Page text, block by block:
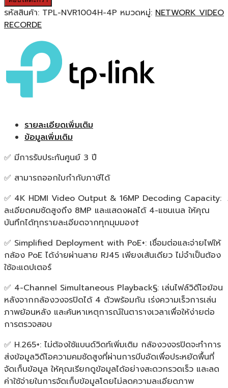
รหัสสินค้า: TPL-NVR1004H-4P หมวดหมู่: NETWORK VIDEO
RECORDE
รายละเอียดเพิ่มเติม
ข้อมูลเพิ่มเติม
✅ มีการรับประกันศูนย์ 3 ปี
✅ สามารถออกใบกำกับภาษีได้
✅ 4K HDMI Video Output & 16MP Decoding Capacity:
ละเอียดคมชัดสูงถึง 8MP และแสดงผลได้ 4-แชนเนล ให้คุณ
บันทึกได้ทุกรายละเอียดจากทุกมุมมอง†
✅ Simplified Deployment with PoE+: เชื่อมต่อและจ่ายไฟให้
กล้อง PoE ได้ง่ายผ่านสาย RJ45 เพียงเส้นเดียว ไม่จำเป็นต้อง
ใช้อะแดปเตอร์
✅ 4-Channel Simultaneous Playback§: เล่นไฟล์วิดีโอย้อน
หลังจากกล้องวงจรปิดได้ 4 ตัวพร้อมกัน เร่งความเร็วการเล่น
ภาพย้อนหลัง และค้นหาเหตุการณ์ในตารางเวลาเพื่อให้ง่ายต่อ
การตรวจสอบ
✅ H.265+: ไม่ต้องใช้แบนด์วิดท์เพิ่มเติม กล้องวงจรปิดจะทำการ
ส่งข้อมูลวิดีโอความคมชัดสูงที่ผ่านการบีบอัดเพื่อประหยัดพื้นที่
จัดเก็บข้อมูล ให้คุณเรียกดูข้อมูลได้อย่างสะดวกรวดเร็ว และลด
ค่าใช้จ่ายในการจัดเก็บข้อมูลโดยไม่ลดความละเอียดภาพ